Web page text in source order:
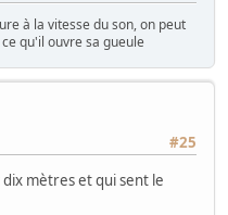
à la vitesse du son, on peut
qu'il ouvre sa gueule
#25
dix mètres et qui sent le